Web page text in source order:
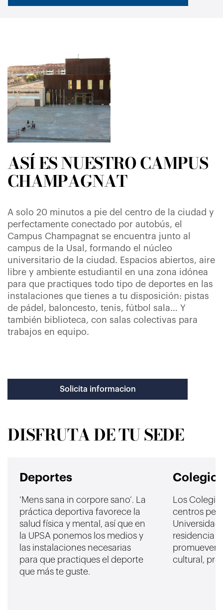
ASÍ ES NUESTRO CAMPUS
CHAMPAGNAT
A solo 20 minutos a pie del centro de la ciudad y
perfectamente conectado por autobús, el
Campus Champagnat se encuentra junto al
campus de la Usal, formando el núcleo
universitario de la ciudad. Espacios abiertos, aire
libre y ambiente estudiantil en una zona idónea
para que practiques todo tipo de deportes en las
instalaciones que tienes a tu disposición: pistas
de pádel, baloncesto, tenis, fútbol sala… Y
también biblioteca, con salas colectivas para
trabajos en equipo.
Solicita informacion
DISFRUTA DE TU SEDE
Deportes
‘Mens sana in corpore sano’. La
práctica deportiva favorece la
salud física y mental, así que en
la UPSA ponemos los medios y
las instalaciones necesarias
para que practiques el deporte
que más te guste.
Los
centros
residencia
promueven
cultural,